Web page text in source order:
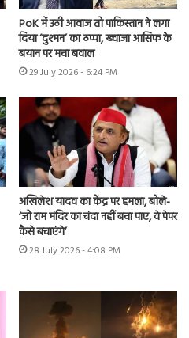
PoK में उठी आवाज तो पाकिस्तान ने लगा
दिया ‘दुश्मन’ का ठप्पा, ख्वाजा आसिफ के
बयान पर मचा बवाल
29 July 2026 - 6:24 PM
अखिलेश यादव का केंद्र पर हमला, बोले-
‘जो राम मंदिर का चंदा नहीं बचा पाए, वे पेपर
कैसे बचाएंगे’
28 July 2026 - 4:08 PM